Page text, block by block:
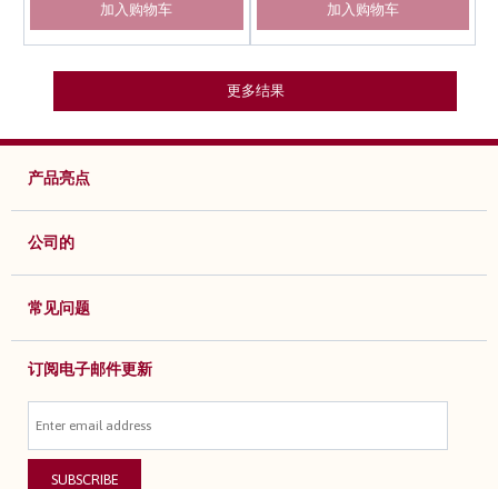
加入购物车 加入购物车
更多结果
产品亮点
公司的
常见问题
订阅电子邮件更新
SUBSCRIBE